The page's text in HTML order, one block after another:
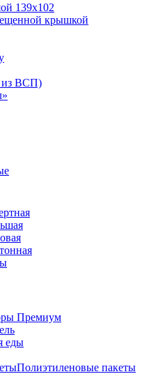
139х102
крышкой
из ВСП)
Премиум
еды
Полиэтиленовые пакеты